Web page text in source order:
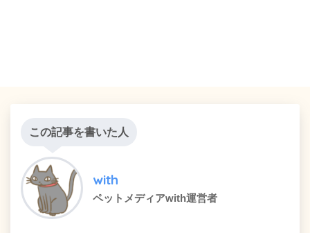
この記事を書いた人
with
ペットメディアwith運営者